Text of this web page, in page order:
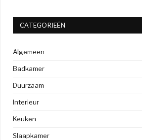
CATEGORIEËN
Algemeen
Badkamer
Duurzaam
Interieur
Keuken
Slaapkamer